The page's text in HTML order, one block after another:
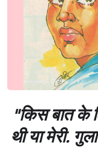
"किस बात के
थी या मेरी.